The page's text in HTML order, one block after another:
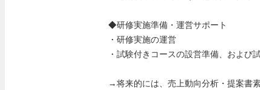
◆研修実施準備・運営サポート
・研修実施の運営
・試験付きコースの設営準備、および
→将来的には、売上動向分析・提案書